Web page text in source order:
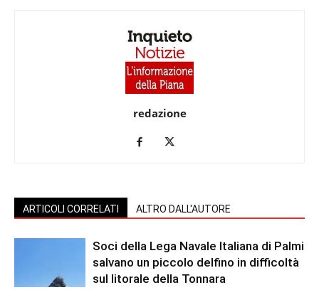
redazione
ARTICOLI CORRELATI ALTRO DALL'AUTORE
Soci della Lega Navale Italiana di Palmi
salvano un piccolo delfino in difficoltà
sul litorale della Tonnara